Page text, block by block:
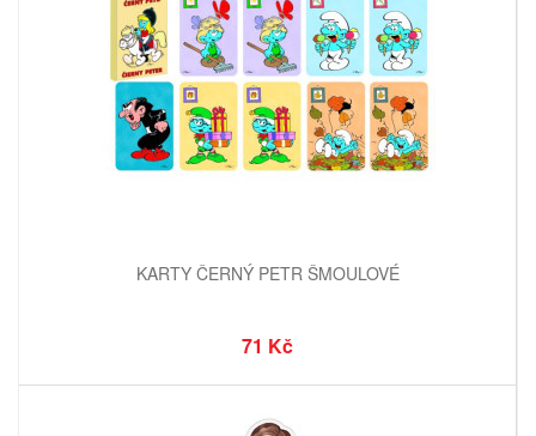
KARTY ČERNÝ PETR ŠMOULOVÉ
71 Kč